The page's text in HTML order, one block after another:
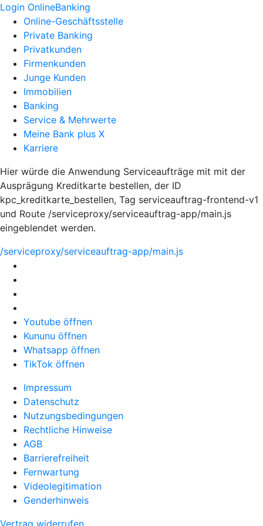
Login OnlineBanking
Online-Geschäftsstelle
Private Banking
Privatkunden
Firmenkunden
Junge Kunden
Immobilien
Banking
Service & Mehrwerte
Meine Bank plus X
Karriere
Hier würde die Anwendung Serviceaufträge mit mit der
Ausprägung Kreditkarte bestellen, der ID
kpc_kreditkarte_bestellen, Tag serviceauftrag-frontend-v1
und Route /serviceproxy/serviceauftrag-app/main.js
eingeblendet werden.
/serviceproxy/serviceauftrag-app/main.js
Youtube öffnen
Kununu öffnen
Whatsapp öffnen
TikTok öffnen
Impressum
Datenschutz
Nutzungsbedingungen
Rechtliche Hinweise
AGB
Barrierefreiheit
Fernwartung
Videolegitimation
Genderhinweis
Vertrag widerrufen